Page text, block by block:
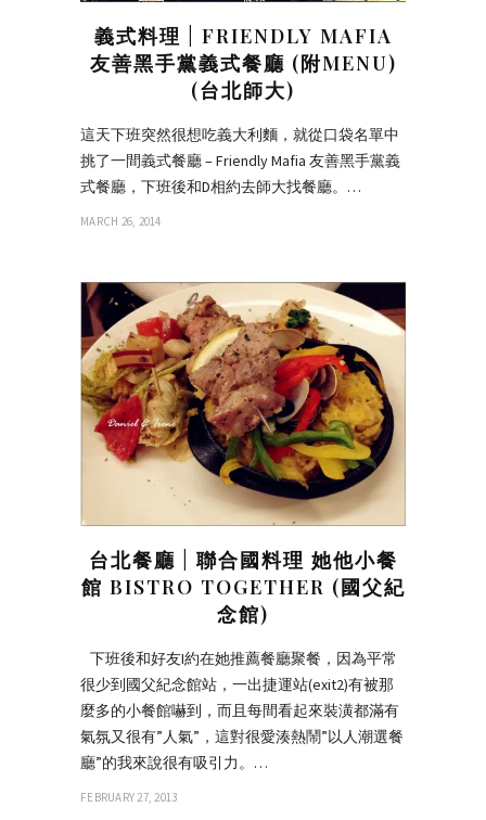
義式料理 | FRIENDLY MAFIA
友善黑手黨義式餐廳 (附MENU)
(台北師大)
這天下班突然很想吃義大利麵，就從口袋名單中
挑了一間義式餐廳 – Friendly Mafia 友善黑手黨義
式餐廳，下班後和D相約去師大找餐廳。…
MARCH 26, 2014
台北餐廳 | 聯合國料理 她他小餐
館 BISTRO TOGETHER (國父紀
念館)
下班後和好友I約在她推薦餐廳聚餐，因為平常
很少到國父紀念館站，一出捷運站(exit2)有被那
麼多的小餐館嚇到，而且每間看起來裝潢都滿有
氣氛又很有”人氣”，這對很愛湊熱鬧”以人潮選餐
廳”的我來說很有吸引力。…
FEBRUARY 27, 2013